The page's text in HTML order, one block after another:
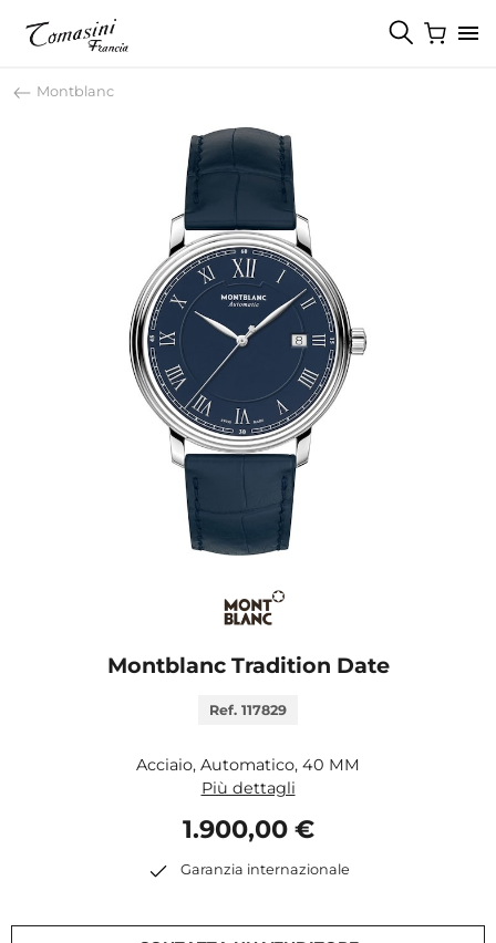
Montblanc
Montblanc Tradition Date
Ref. 117829
Acciaio, Automatico, 40 MM
Più dettagli
1.900,00 €
Garanzia internazionale